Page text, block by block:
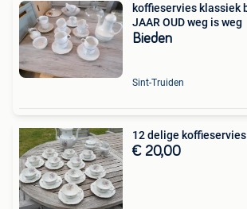
koffieservies klassiek bareuther 50
JAAR OUD weg is weg
Bieden
Sint-Truiden
12 delige koffieservies
€ 20,00